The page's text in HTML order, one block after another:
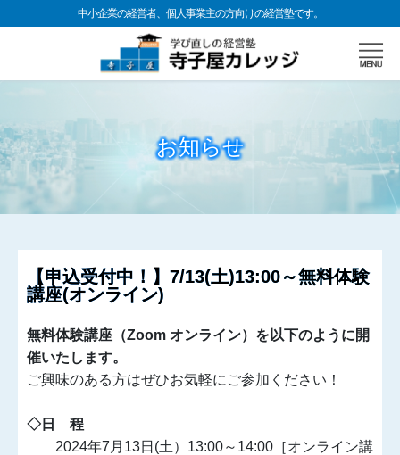
中小企業の経営者、個人事業主の方向けの経営塾です。
お知らせ
【申込受付中！】7/13(土)13:00～無料体験
講座(オンライン)
無料体験講座（Zoom オンライン）を以下のように開
催いたします。
ご興味のある方はぜひお気軽にご参加ください！
◇日 程
2024年7月13日(土）13:00～14:00［オンライン講